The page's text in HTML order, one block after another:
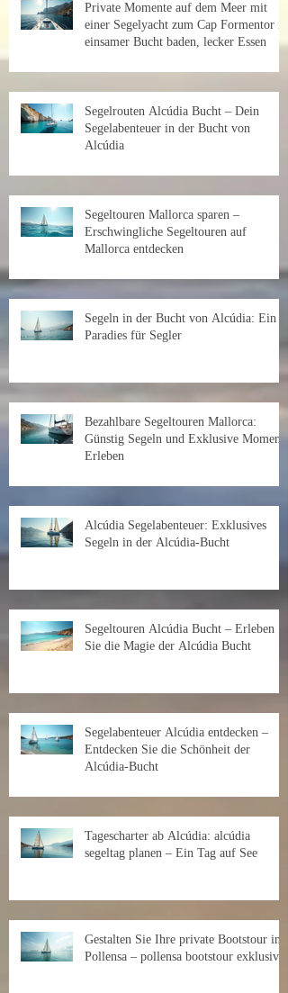
Private Momente auf dem Meer mit
einer Segelyacht zum Cap Formentor in
einsamer Bucht baden, lecker Essen
Segelrouten Alcúdia Bucht – Dein
Segelabenteuer in der Bucht von
Alcúdia
Segeltouren Mallorca sparen –
Erschwingliche Segeltouren auf
Mallorca entdecken
Segeln in der Bucht von Alcúdia: Ein
Paradies für Segler
Bezahlbare Segeltouren Mallorca:
Günstig Segeln und Exklusive Momente
Erleben
Alcúdia Segelabenteuer: Exklusives
Segeln in der Alcúdia-Bucht
Segeltouren Alcúdia Bucht – Erleben
Sie die Magie der Alcúdia Bucht
Segelabenteuer Alcúdia entdecken –
Entdecken Sie die Schönheit der
Alcúdia-Bucht
Tagescharter ab Alcúdia: alcúdia
segeltag planen – Ein Tag auf See
Gestalten Sie Ihre private Bootstour in
Pollensa – pollensa bootstour exklusiv